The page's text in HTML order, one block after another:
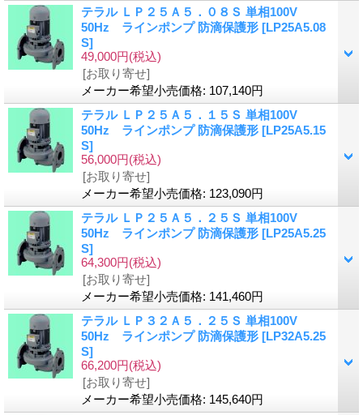
テラル ＬＰ２５Ａ５．０８Ｓ 単相100V
50Hz ラインポンプ 防滴保護形 [LP25A5.08
S]
49,000円(税込)
[お取り寄せ]
メーカー希望小売価格: 107,140円
テラル ＬＰ２５Ａ５．１５Ｓ 単相100V
50Hz ラインポンプ 防滴保護形 [LP25A5.15
S]
56,000円(税込)
[お取り寄せ]
メーカー希望小売価格: 123,090円
テラル ＬＰ２５Ａ５．２５Ｓ 単相100V
50Hz ラインポンプ 防滴保護形 [LP25A5.25
S]
64,300円(税込)
[お取り寄せ]
メーカー希望小売価格: 141,460円
テラル ＬＰ３２Ａ５．２５Ｓ 単相100V
50Hz ラインポンプ 防滴保護形 [LP32A5.25
S]
66,200円(税込)
[お取り寄せ]
メーカー希望小売価格: 145,640円